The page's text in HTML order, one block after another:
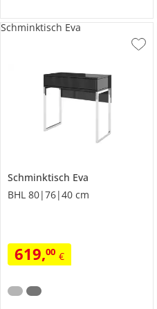
Schminktisch Eva
BHL 80|76|40 cm
619,00 €
Schminktisch Eva